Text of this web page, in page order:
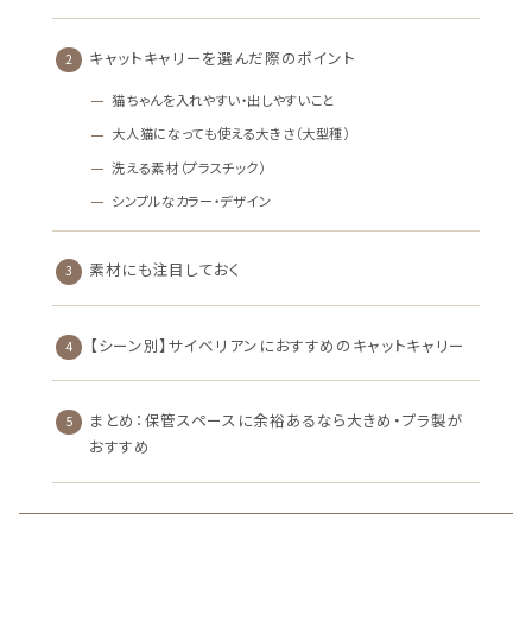
キャットキャリーを選んだ際のポイント
猫ちゃんを入れやすい・出しやすいこと
大人猫になっても使える大きさ（大型種）
洗える素材（プラスチック）
シンプルなカラー・デザイン
素材にも注目しておく
【シーン別】サイベリアンにおすすめのキャットキャリー
まとめ：保管スペースに余裕あるなら大きめ・プラ製が
おすすめ